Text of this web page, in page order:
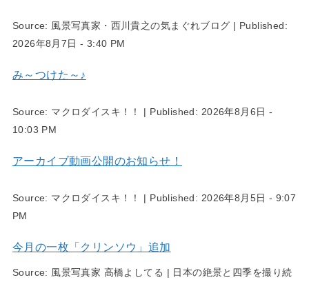
Source: 風景写真家・西川貴之の気まぐれブログ | Published:
2026年8月7日 - 3:40 PM
み～つけた～♪
Source: マクロダイスキ！！ | Published: 2026年8月6日 -
10:03 PM
アーカイブ動画公開のお知らせ！
Source: マクロダイスキ！！ | Published: 2026年8月5日 - 9:07
PM
今月の一枚「クリンソウ」追加
Source: 風景写真家 高橋よしてる | 日本の絶景と四季を撮り続